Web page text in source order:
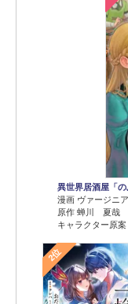
異世界居酒屋「
漫画 ヴァージニ
原作 蝉川 夏哉
キャラクター原案
2位